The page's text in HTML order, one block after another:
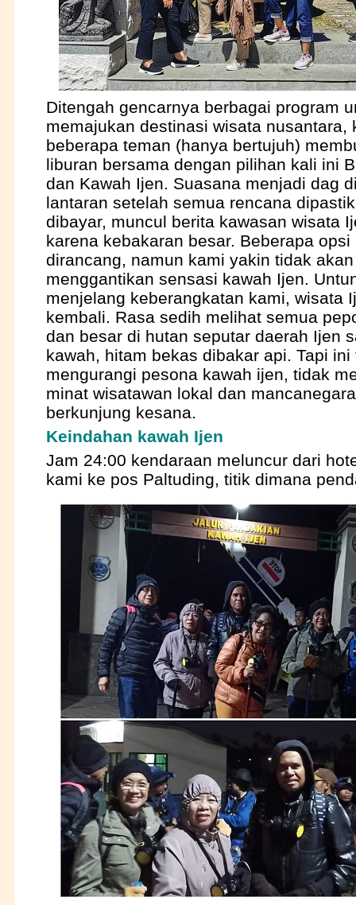
Ditengah gencarnya berbagai program
memajukan destinasi wisata nusantara,
beberapa teman (hanya bertujuh)
liburan bersama dengan pilihan kali ini
dan Kawah Ijen. Suasana menjadi dag
lantaran setelah semua rencana
dibayar, muncul berita kawasan wisata
karena kebakaran besar. Beberapa opsi
dirancang, namun kami yakin tidak
menggantikan sensasi kawah Ijen.
menjelang keberangkatan kami, wisata
kembali. Rasa sedih melihat semua
dan besar di hutan seputar daerah Ijen
kawah, hitam bekas dibakar api. Tapi ini
mengurangi pesona kawah ijen, tidak
minat wisatawan lokal dan
berkunjung kesana.
Keindahan kawah Ijen
Jam 24:00 kendaraan meluncur dari
kami ke pos Paltuding, titik dimana